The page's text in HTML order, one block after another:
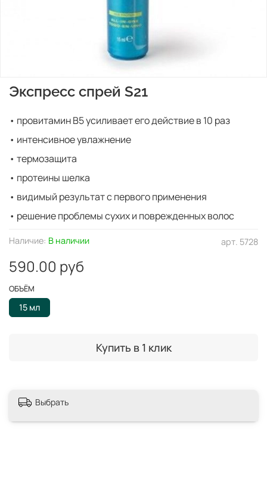
арт. 5728
Наличие: В наличии
Экспресс спрей S21
590.00 руб
Купить в 1 клик
ОБЪЁМ
15 мл
• провитамин B5 усиливает его действие в 10 раз
• интенсивное увлажнение
• термозащита
• протеины шелка
• видимый результат с первого применения
• решение проблемы сухих и поврежденных волос
Выбрать